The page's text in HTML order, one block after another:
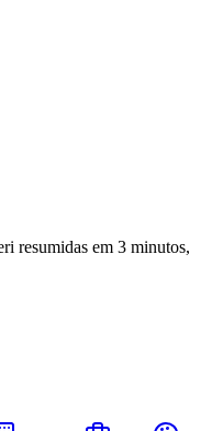
resumidas em 3 minutos,